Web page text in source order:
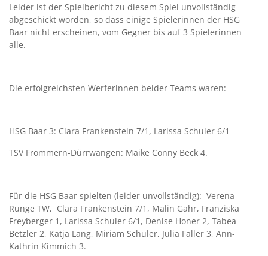
Leider ist der Spielbericht zu diesem Spiel unvollständig
abgeschickt worden, so dass einige Spielerinnen der HSG
Baar nicht erscheinen, vom Gegner bis auf 3 Spielerinnen
alle.
Die erfolgreichsten Werferinnen beider Teams waren:
HSG Baar 3: Clara Frankenstein 7/1, Larissa Schuler 6/1
TSV Frommern-Dürrwangen: Maike Conny Beck 4.
Für die HSG Baar spielten (leider unvollständig): Verena
Runge TW, Clara Frankenstein 7/1, Malin Gahr, Franziska
Freyberger 1, Larissa Schuler 6/1, Denise Honer 2, Tabea
Betzler 2, Katja Lang, Miriam Schuler, Julia Faller 3, Ann-
Kathrin Kimmich 3.